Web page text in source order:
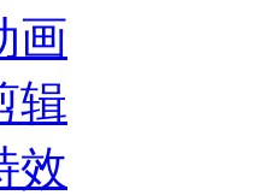
画
辑
效